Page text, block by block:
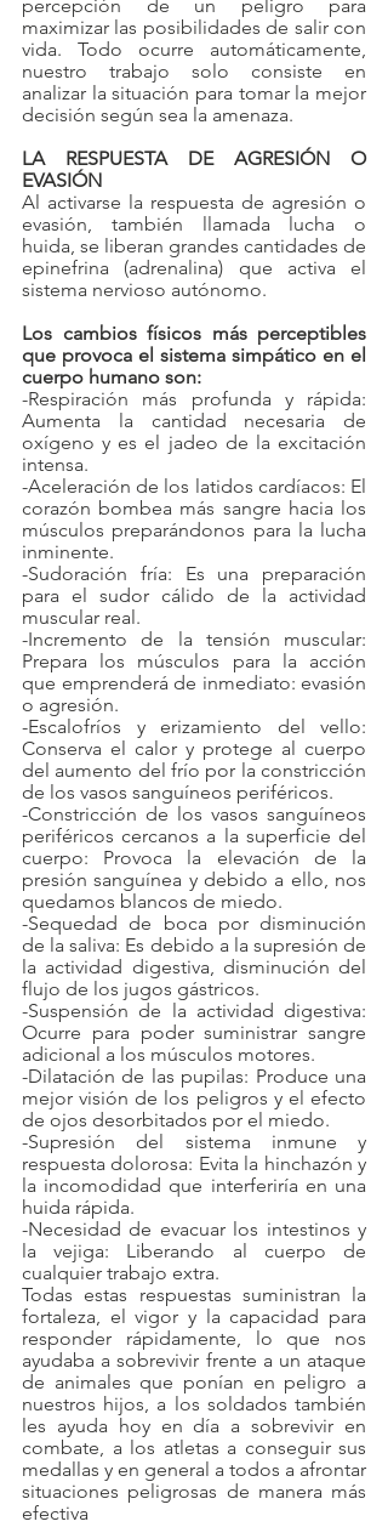
percepción de un peligro para
maximizar las posibilidades de salir con
vida. Todo ocurre automáticamente,
nuestro trabajo solo consiste en
analizar la situación para tomar la mejor
decisión según sea la amenaza.
LA RESPUESTA DE AGRESIÓN O
EVASIÓN
Al activarse la respuesta de agresión o
evasión, también llamada lucha o
huida, se liberan grandes cantidades de
epinefrina (adrenalina) que activa el
sistema nervioso autónomo.
Los cambios físicos más perceptibles
que provoca el sistema simpático en el
cuerpo humano son:
-Respiración más profunda y rápida:
Aumenta la cantidad necesaria de
oxígeno y es el jadeo de la excitación
intensa.
-Aceleración de los latidos cardíacos: El
corazón bombea más sangre hacia los
músculos preparándonos para la lucha
inminente.
-Sudoración fría: Es una preparación
para el sudor cálido de la actividad
muscular real.
-Incremento de la tensión muscular:
Prepara los músculos para la acción
que emprenderá de inmediato: evasión
o agresión.
-Escalofríos y erizamiento del vello:
Conserva el calor y protege al cuerpo
del aumento del frío por la constricción
de los vasos sanguíneos periféricos.
-Constricción de los vasos sanguíneos
periféricos cercanos a la superficie del
cuerpo: Provoca la elevación de la
presión sanguínea y debido a ello, nos
quedamos blancos de miedo.
-Sequedad de boca por disminución
de la saliva: Es debido a la supresión de
la actividad digestiva, disminución del
flujo de los jugos gástricos.
-Suspensión de la actividad digestiva:
Ocurre para poder suministrar sangre
adicional a los músculos motores.
-Dilatación de las pupilas: Produce una
mejor visión de los peligros y el efecto
de ojos desorbitados por el miedo.
-Supresión del sistema inmune y
respuesta dolorosa: Evita la hinchazón y
la incomodidad que interferiría en una
huida rápida.
-Necesidad de evacuar los intestinos y
la vejiga: Liberando al cuerpo de
cualquier trabajo extra.
Todas estas respuestas suministran la
fortaleza, el vigor y la capacidad para
responder rápidamente, lo que nos
ayudaba a sobrevivir frente a un ataque
de animales que ponían en peligro a
nuestros hijos, a los soldados también
les ayuda hoy en día a sobrevivir en
combate, a los atletas a conseguir sus
medallas y en general a todos a afrontar
situaciones peligrosas de manera más
efectiva